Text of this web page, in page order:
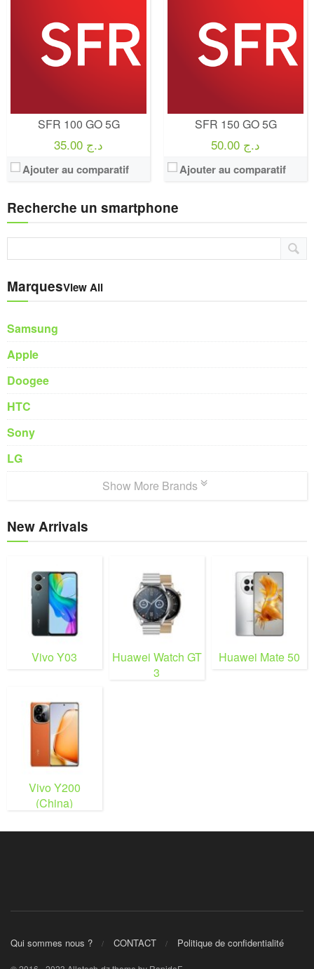
SFR 100 GO 5G
35.00 د.ج
Ajouter au comparatif
SFR 150 GO 5G
50.00 د.ج
Ajouter au comparatif
Recherche un smartphone
MarquesView All
Samsung
Apple
Doogee
HTC
Sony
LG
Show More Brands
New Arrivals
Vivo Y03
Huawei Watch GT
3
Huawei Mate 50
Vivo Y200
(China)
Qui sommes nous ? CONTACT Politique de confidentialité